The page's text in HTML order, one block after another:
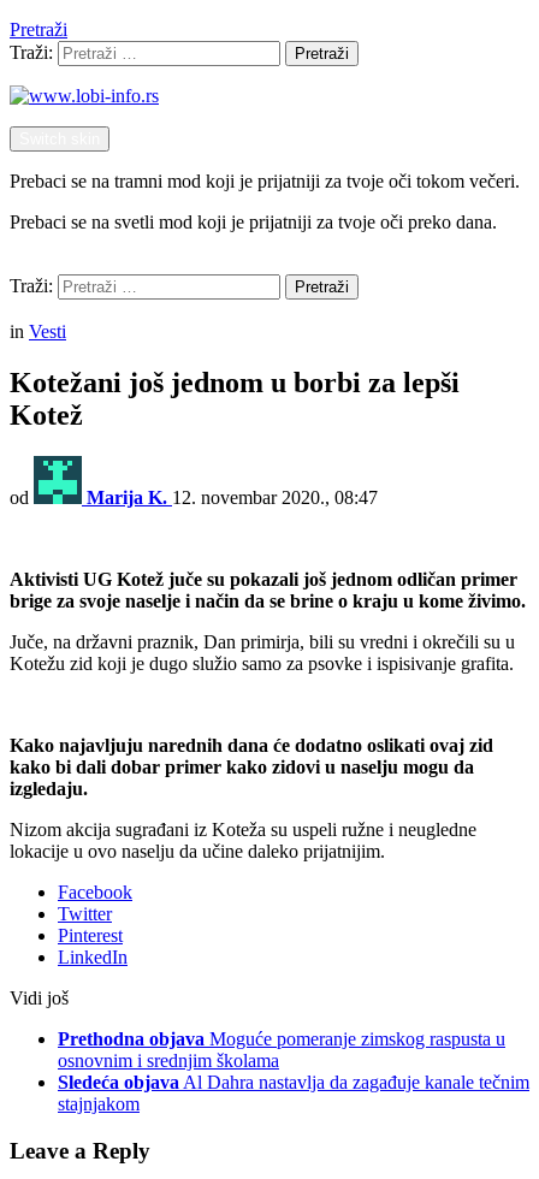
Pretraži
Traži:
Pretraži
Prebaci se na tramni mod koji je prijatniji za tvoje oči tokom večeri.
Prebaci se na svetli mod koji je prijatniji za tvoje oči preko dana.
Traži:
Pretraži
in Vesti
Kotežani još jednom u borbi za lepši
Kotež
od Marija K. 12. novembar 2020., 08:47
Aktivisti UG Kotež juče su pokazali još jednom odličan primer
brige za svoje naselje i način da se brine o kraju u kome živimo.
Juče, na državni praznik, Dan primirja, bili su vredni i okrečili su u
Kotežu zid koji je dugo služio samo za psovke i ispisivanje grafita.
Kako najavljuju narednih dana će dodatno oslikati ovaj zid
kako bi dali dobar primer kako zidovi u naselju mogu da
izgledaju.
Nizom akcija sugrađani iz Koteža su uspeli ružne i neugledne
lokacije u ovo naselju da učine daleko prijatnijim.
Facebook
Twitter
Pinterest
LinkedIn
Vidi još
Prethodna objava Moguće pomeranje zimskog raspusta u
osnovnim i srednjim školama
Sledeća objava Al Dahra nastavlja da zagađuje kanale tečnim
stajnjakom
Leave a Reply